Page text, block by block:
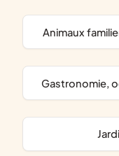
animaux
gastronomie,